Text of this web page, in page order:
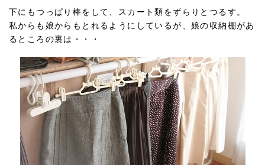
下にもつっぱり棒をして、スカート類をずらりとつるす。
私からも娘からもとれるようにしているが、娘の収納棚があ
るところの裏は・・・